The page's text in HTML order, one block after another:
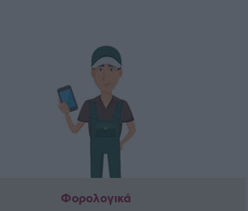
Φορολογικά